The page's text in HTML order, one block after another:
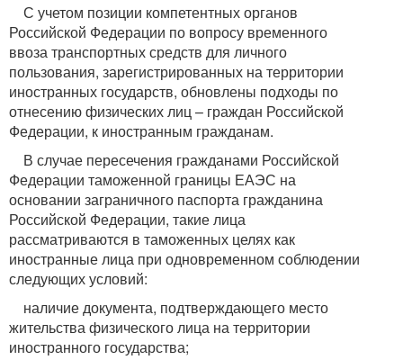
С учетом позиции компетентных органов
Российской Федерации по вопросу временного
ввоза транспортных средств для личного
пользования, зарегистрированных на территории
иностранных государств, обновлены подходы по
отнесению физических лиц – граждан Российской
Федерации, к иностранным гражданам.
В случае пересечения гражданами Российской
Федерации таможенной границы ЕАЭС на
основании заграничного паспорта гражданина
Российской Федерации, такие лица
рассматриваются в таможенных целях как
иностранные лица при одновременном соблюдении
следующих условий:
наличие документа, подтверждающего место
жительства физического лица на территории
иностранного государства;